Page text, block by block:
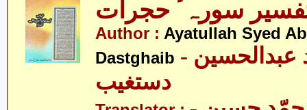
Author : Ayatullah Syed
Dastghaib - آیت اللہ سیّد عبدالحسین
دستغیب